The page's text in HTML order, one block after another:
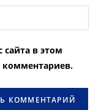
в этом
комментариев.